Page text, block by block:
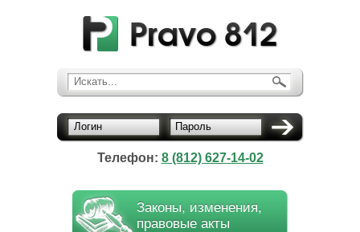
Искать...
Логин Пароль
Телефон: 8 (812) 627-14-02
Законы, изменения,
правовые акты